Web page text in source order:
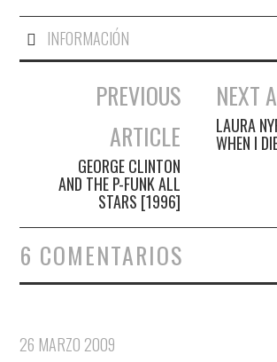
letras — El
once completo
INFORMACIÓN
Navegación de entradas
PREVIOUS
ARTICLE
GEORGE CLINTON
AND THE P-FUNK ALL
STARS [1996]
NEXT
LAURA
WHEN I
6 COMENTARIOS
26 MARZO 2009